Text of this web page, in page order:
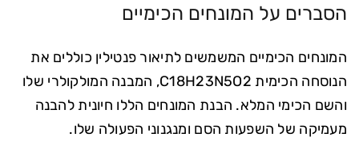
הסברים על המונחים הכימיים
המונחים הכימיים המשמשים לתיאור פנטילין כוללים את
הנוסחה הכימית C18H23N5O2, המבנה המולקולרי שלו
והשם הכימי המלא. הבנת המונחים הללו חיונית להבנה
מעמיקה של השפעות הסם ומנגנוני הפעולה שלו.